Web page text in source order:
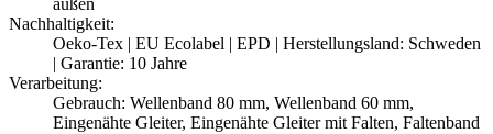
außen
Nachhaltigkeit:
Oeko-Tex | EU Ecolabel | EPD | Herstellungsland: Schweden
| Garantie: 10 Jahre
Verarbeitung:
Gebrauch: Wellenband 80 mm, Wellenband 60 mm,
Eingenähte Gleiter, Eingenähte Gleiter mit Falten, Faltenband